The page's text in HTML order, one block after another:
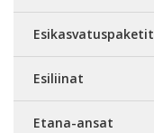
Esikasvatuspaketit
Esiliinat
Etana-ansat